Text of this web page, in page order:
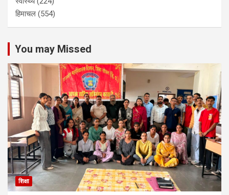
हिमाचल (554)
You may Missed
शिक्षा